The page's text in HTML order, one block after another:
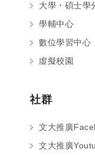
大學・碩士學
學輔中心
數位學習中心
虛擬校園
社群
文大推廣
文大推廣